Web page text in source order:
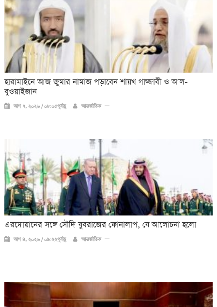
হারামাইনে আজ জুমার নামাজ পড়াবেন শায়খ গাজ্জাবী ও আল-
বুওয়াইজান
আগ ৭, ২০২৬ / ০৮:০৫পূর্বাহ্ণ আন্তর্জাতিক
এরদোয়ানের সঙ্গে সৌদি যুবরাজের ফোনালাপ, যে আলোচনা হলো
আগ ৪, ২০২৬ / ০৯:২২পূর্বাহ্ণ আন্তর্জাতিক